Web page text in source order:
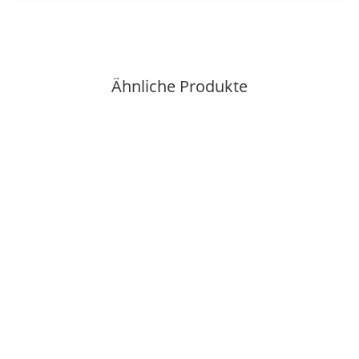
Ähnliche Produkte